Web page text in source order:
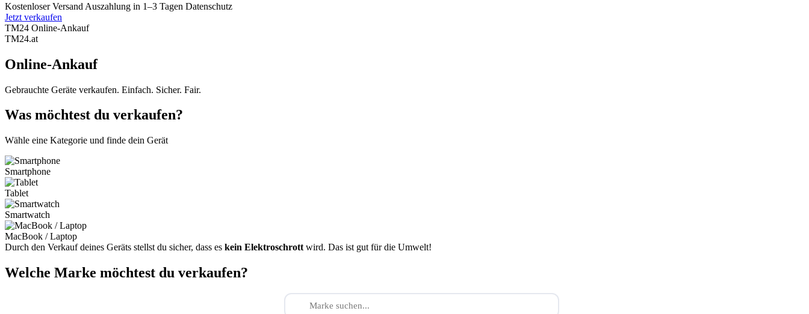
Kostenloser Versand Auszahlung in 1–3 Tagen Datenschutz
Jetzt verkaufen
TM24 Online-Ankauf
TM24.at
Online-Ankauf
Gebrauchte Geräte verkaufen. Einfach. Sicher. Fair.
Was möchtest du verkaufen?
Wähle eine Kategorie und finde dein Gerät
Smartphone
Tablet
Smartwatch
MacBook / Laptop
Durch den Verkauf deines Geräts stellst du sicher, dass es kein Elektroschrott wird. Das ist gut für die Umwelt!
Welche Marke möchtest du verkaufen?